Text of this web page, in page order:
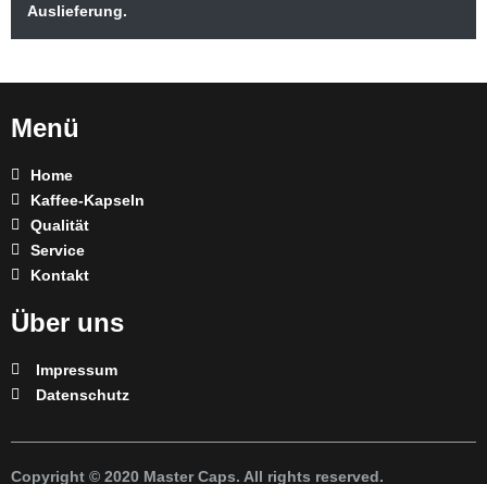
Auslieferung.
Menü
Home
Kaffee-Kapseln
Qualität
Service
Kontakt
Über uns
Impressum
Datenschutz
Copyright © 2020 Master Caps. All rights reserved.